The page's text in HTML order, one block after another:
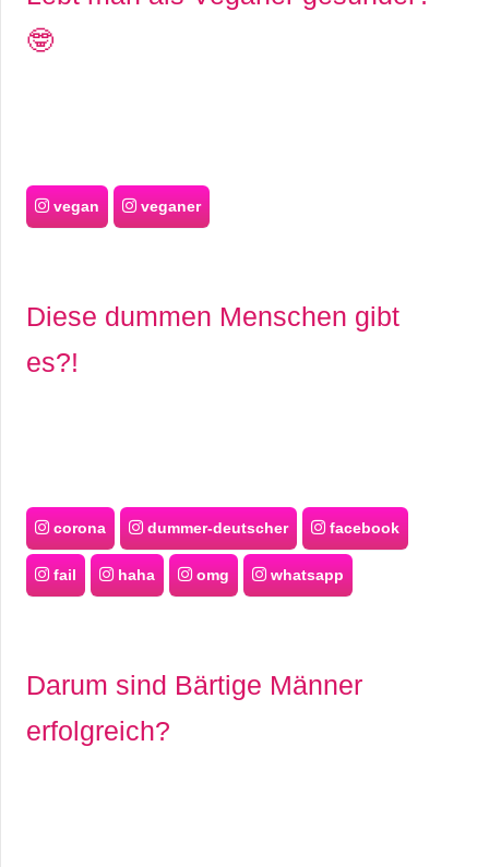
🤓
vegan veganer
Diese dummen Menschen gibt
es?!
corona dummer-deutscher facebook
fail haha omg whatsapp
Darum sind Bärtige Männer
erfolgreich?